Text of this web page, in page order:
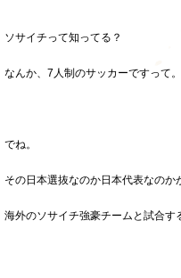
ソサイチって知ってる？
なんか、7人制のサッカーですって。
でね。
その日本選抜なのか日本代表なのか
海外のソサイチ強豪チームと試合